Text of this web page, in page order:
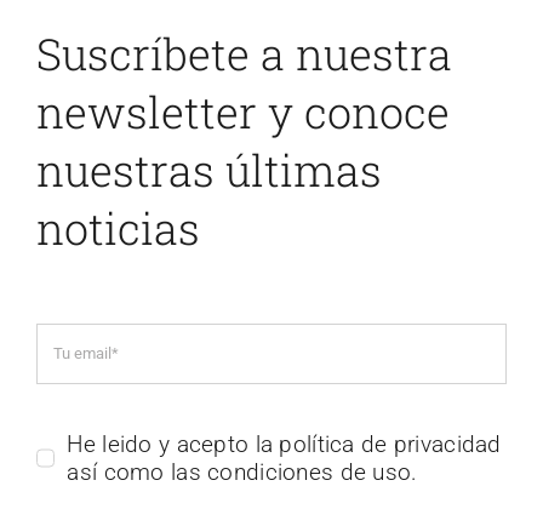
Suscríbete a nuestra
newsletter y conoce
nuestras últimas
noticias
He leido y acepto la política de privacidad
así como las condiciones de uso.